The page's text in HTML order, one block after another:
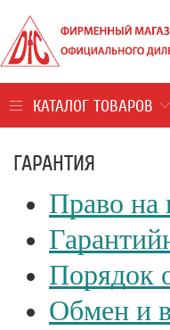
КАТАЛОГ ТОВАРОВ
ГАРАНТИЯ
Право на
Порядок
Обмен и